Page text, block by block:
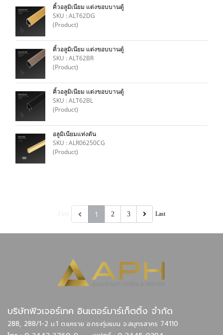
คิ้วอลูมิเนียม แต่งขอบบานตู้
SKU : ALT62DG
(Product)
คิ้วอลูมิเนียม แต่งขอบบานตู้
SKU : ALT62BR
(Product)
คิ้วอลูมิเนียม แต่งขอบบานตู้
SKU : ALT62BL
(Product)
อลูมิเนียมแท่งตัน
SKU : ALR06250CG
(Product)
1 2 3 Last
บริษัทฟิวเจอร์เทค อินเตอร์มาร์เก็ตติ้ง จำกัด
288, 288/1-2 ม.1 ต.แคราย อ.กระทุ่มแบน จ.สมุทรสาคร 74110